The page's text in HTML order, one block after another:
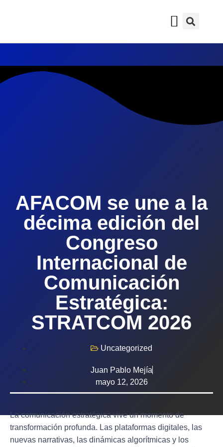
AFACOM se une a la
décima edición del
Congreso
Internacional de
Comunicación
Estratégica:
STRATCOM 2026
Uncategorized
Juan Pablo Mejía
mayo 12, 2026
La comunicación estratégica vive un momento de
transformación profunda. Las plataformas digitales, las
nuevas narrativas, las dinámicas algorítmicas y los